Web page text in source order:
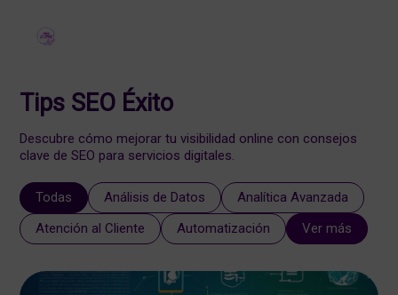
Tips SEO Éxito
Descubre cómo mejorar tu visibilidad online con consejos
clave de SEO para servicios digitales.
Todas Análisis de Datos
Analítica Avanzada
Atención al Cliente
Automatización Ver más